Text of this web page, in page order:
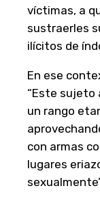
víctimas, a
sustraerles
ilícitos de
En ese
“Este sujeto
un rango
con armas
lugares